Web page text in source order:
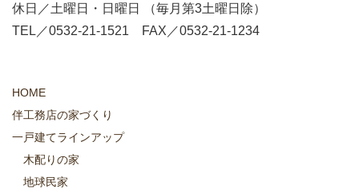
休日／土曜日・日曜日 （毎月第3土曜日除）
TEL／0532-21-1521 FAX／0532-21-1234
HOME
伴工務店の家づくり
一戸建てラインアップ
木配りの家
地球民家